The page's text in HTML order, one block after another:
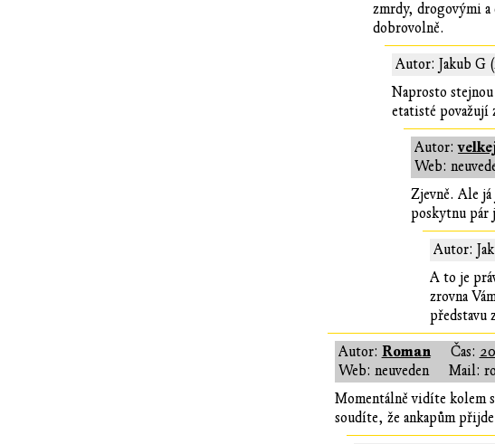
zmrdy, drogovými
dobrovolně.
Autor: Jakub G
Naprosto
etatisté považují
Autor:
Web:
Zjevně. Ale
poskytnu pár
Autor:
A to je
zrovna
představu
Autor: Roman Čas:
Web: neuveden
Mail:
Momentálně vidíte kolem
soudíte, že ankapům